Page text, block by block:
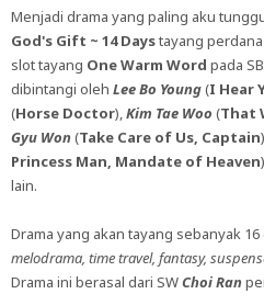
Menjadi drama yang paling aku
God's Gift ~ 14 Daystayang
slot tayang One Warm Word pada
dibintangi oleh Lee Bo Young(I Hear
(Horse Doctor),Kim Tae Woo (That
Gyu Won (Take Care of Us, Captain
Princess Man, Mandate of Heaven
lain.
Drama yang akan tayang sebanyak
melodrama, time travel, fantasy,
Drama ini berasal dari SWChoi Ran